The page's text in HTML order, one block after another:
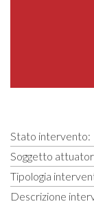
Stato intervento:
Soggetto
Tipologia
Descrizione